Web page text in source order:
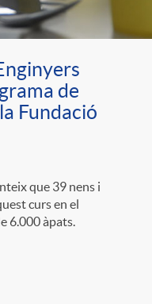
de
Fundació
que 39 nens i
curs en el
6.000 àpats.